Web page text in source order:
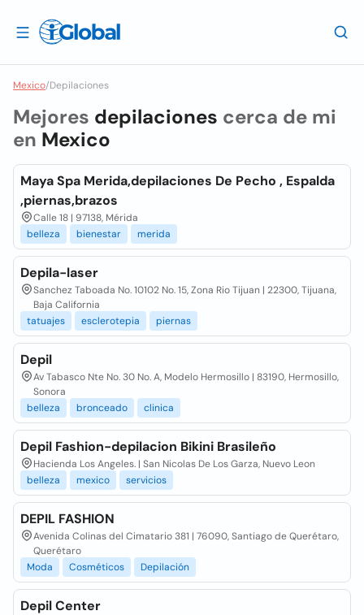
Mexico/Depilaciones
Mejores depilaciones cerca de mi
en Mexico
Maya Spa Merida,depilaciones De Pecho , Espalda
,piernas,brazos
Calle 18 | 97138, Mérida
belleza
bienestar merida
Depila-laser
Sanchez Taboada No. 10102 No. 15, Zona Rio Tijuan | 22300, Tijuana,
Baja California
tatuajes
esclerotepia piernas
Depil
Av Tabasco Nte No. 30 No. A, Modelo Hermosillo | 83190, Hermosillo,
Sonora
belleza
bronceado clinica
Depil Fashion-depilacion Bikini Brasileño
Hacienda Los Angeles. | San Nicolas De Los Garza, Nuevo Leon
belleza
mexico servicios
DEPIL FASHION
Avenida Colinas del Cimatario 381 | 76090, Santiago de Querétaro,
Querétaro
Moda
Cosméticos Depilación
Depil Center